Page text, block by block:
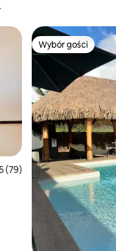
ocena: 4,95 na 5, liczba
(79)
Wybór gości
Wybór gości